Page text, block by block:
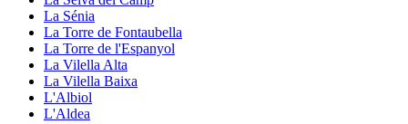
La Sénia
La Torre de Fontaubella
La Torre de l'Espanyol
La Vilella Alta
La Vilella Baixa
L'Albiol
L'Aldea